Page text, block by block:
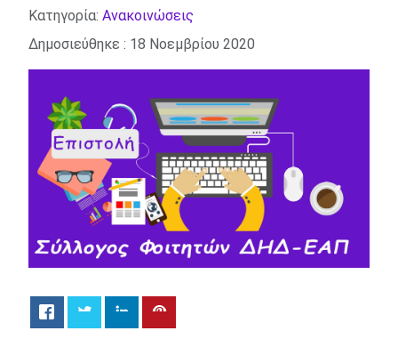
Λεπτομέρειες
Κατηγορία: Ανακοινώσεις
Δημοσιεύθηκε : 18 Νοεμβρίου 2020